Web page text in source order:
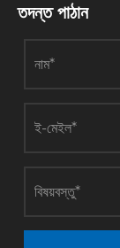
তদন্ত পাঠান